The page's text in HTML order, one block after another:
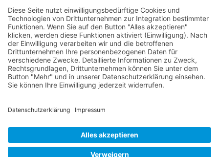
© 2026Internetwerbung by Webjoker.eu
Wir sind IhrOnline www für ganz Deutschlandund alle Bundesländer wieBaden-
Würtemberg ,Bayern, Hessen,Saarland , Rheinland-Pfalz,Nordrhein-
Westfalen
Thüringen Bremen Hamburg , Schleswig-Holstein
Mecklenburg-
Vorpommern,Niedersachsen,Sachsen ,Sachsen-Anhalt
Hamburg,Wiesbaden ,Schwerin,Hannover
Alle Preise inkl. gesetzl. MwSt. zzgl.Versandkosten. Die durchgestrichenen Preise